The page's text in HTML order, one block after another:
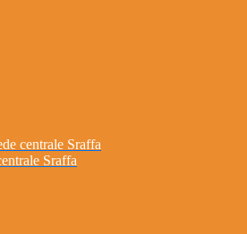
centrale Sraffa
Sraffa